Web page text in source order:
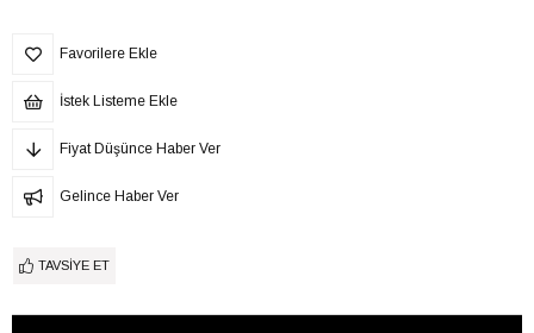
Favorilere Ekle
İstek Listeme Ekle
Fiyat Düşünce Haber Ver
Gelince Haber Ver
TAVSIYE ET